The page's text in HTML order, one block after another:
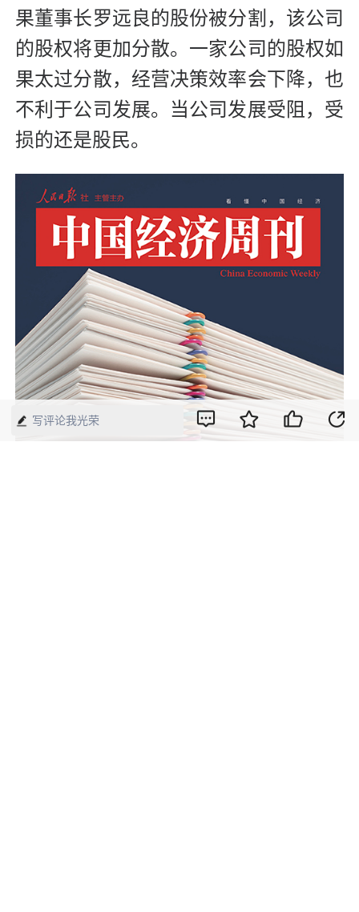
果董事长罗远良的股份被分割，该公司
的股权将更加分散。一家公司的股权如
果太过分散，经营决策效率会下降，也
不利于公司发展。当公司发展受阻，受
损的还是股民。
写评论我光荣